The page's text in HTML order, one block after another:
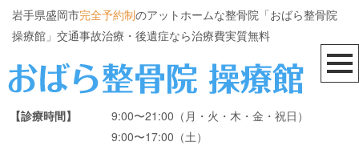
岩手県盛岡市完全予約制のアットホームな整骨院「おばら整骨院
操療館」交通事故治療・後遺症なら治療費実質無料
【診療時間】
9:00〜21:00（月・火・木・金・祝日）
9:00〜17:00（土）